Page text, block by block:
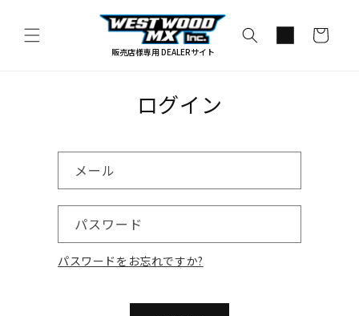
進む
販売店様専用 DEALERサイト
ー
ログイン
メール
パスワード
パスワードをお忘れですか?